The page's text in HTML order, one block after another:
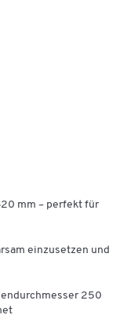
mm – perfekt für
einzusetzen und
250